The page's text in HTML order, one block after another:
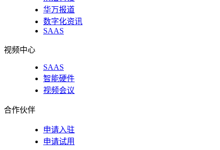
华万报道
数字化资讯
SAAS
视频中心
SAAS
智能硬件
视频会议
合作伙伴
申请入驻
申请试用